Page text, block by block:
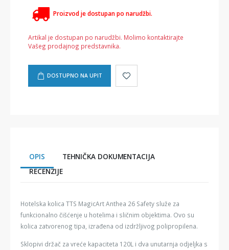
Proizvod je dostupan po narudžbi.
Artikal je dostupan po narudžbi. Molimo kontaktirajte
Vašeg prodajnog predstavnika.
DOSTUPNO NA UPIT
OPIS
TEHNIČKA DOKUMENTACIJA
RECENZIJE
Hotelska kolica TTS MagicArt Anthea 26 Safety služe za
funkcionalno čišćenje u hotelima i sličnim objektima. Ovo su
kolica zatvorenog tipa, izrađena od izdržljivog polipropilena.
Sklopivi držač za vreće kapaciteta 120L i dva unutarnja odjeljka s